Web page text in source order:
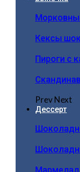
Кексы
Пироги c
PrevNext
Дессерт
Мармелад